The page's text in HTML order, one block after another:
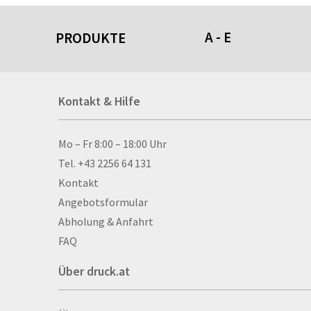
PRODUKTE A - E
Allwetterplakate
Kontakt & Hilfe
Kontakt & Hilfe
Mo – Fr 8:00 – 18:00 Uhr
Tel. +43 2256 64 131
Kontakt
Angebotsformular
Abholung & Anfahrt
FAQ
Über druck.at